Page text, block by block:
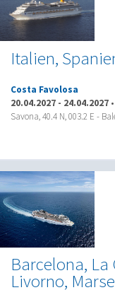
Italien,
Costa Favolosa
20.04.2027 - 24.04.2027 •
Savona, 40.4 N, 003.2 E -
Barcelona, La
Livorno,